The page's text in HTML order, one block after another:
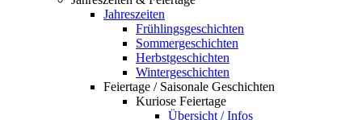
Jahreszeiten
Frühlingsgeschichten
Sommergeschichten
Herbstgeschichten
Wintergeschichten
Feiertage / Saisonale Geschichten
Kuriose Feiertage
Übersicht / Infos